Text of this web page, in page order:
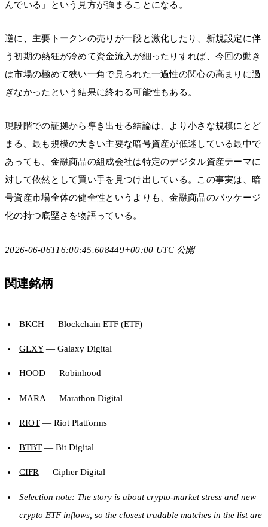
んでいる」という見方が強まることになる。
逆に、主要トークンの売りが一段と激化したり、新規設定に伴
う初期の熱狂が冷めて資金流入が細ったりすれば、今回の動き
は市場の極めて狭い一角で見られた一過性の関心の高まりに過
ぎなかったという結果に終わる可能性もある。
現段階での証拠から導き出せる結論は、より小さな規模にとど
まる。最も規模の大きい主要な暗号資産が低迷している最中で
あっても、金融商品の組成会社は特定のデジタル資産テーマに
対して依然として買い手を見つけ出している。この事実は、暗
号資産市場全体の健全性というよりも、金融商品のパッケージ
化の持つ底堅さを物語っている。
2026-06-06T16:00:45.608449+00:00 UTC 公開
関連銘柄
BKCH— Blockchain ETF (ETF)
GLXY— Galaxy Digital
HOOD— Robinhood
MARA— Marathon Digital
RIOT— Riot Platforms
BTBT— Bit Digital
CIFR— Cipher Digital
Selection note: The story is about crypto-market stress and new
crypto ETF inflows, so the closest tradable matches in the list are